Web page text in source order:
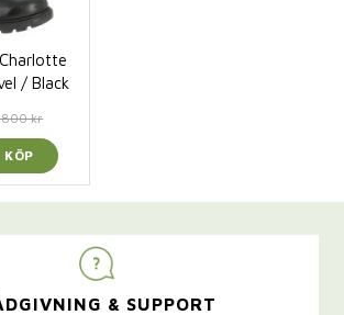
/ Black
800 kr
KÖP
& SUPPORT